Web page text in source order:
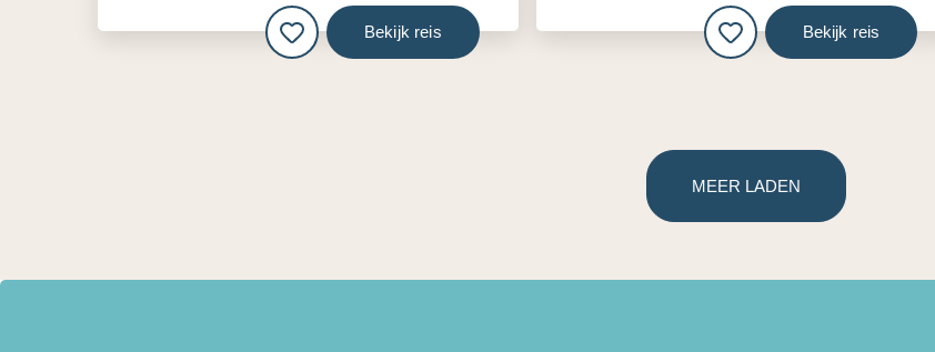
Bekijk reis Bekijk reis
MEER LADEN